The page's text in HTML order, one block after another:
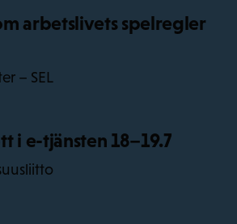
arbetslivets spelregler
– SEL
i e-tjänsten 18–19.7